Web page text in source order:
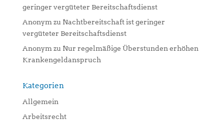
geringer vergüteter Bereitschaftsdienst
Anonym zu Nachtbereitschaft ist geringer
vergüteter Bereitschaftsdienst
Anonym zu Nur regelmäßige Überstunden erhöhen
Krankengeldanspruch
Kategorien
Allgemein
Arbeitsrecht